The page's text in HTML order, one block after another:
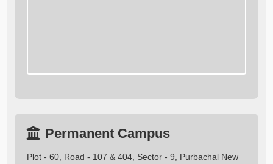
Permanent Campus
Plot - 60, Road - 107 & 404, Sector - 9, Purbachal New